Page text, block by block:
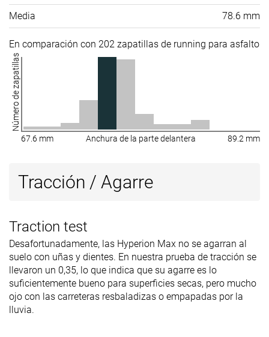
Media 78.6 mm
En comparación con 202 zapatillas de running para asfalto
Número de zapatillas
67.6 mm Anchura de la parte delantera 89.2 mm
Tracción / Agarre
Traction test
Desafortunadamente, las Hyperion Max no se agarran al
suelo con uñas y dientes. En nuestra prueba de tracción se
llevaron un 0,35, lo que indica que su agarre es lo
suficientemente bueno para superficies secas, pero mucho
ojo con las carreteras resbaladizas o empapadas por la
lluvia.